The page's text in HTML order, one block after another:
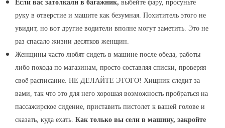
Если вас затолкали в багажник, выбейте фару, просуньте
руку в отверстие и машите как безумная. Похититель этого не
увидит, но вот другие водители вполне могут заметить. Это не
раз спасало жизни десятков женщин.
Женщины часто любят сидеть в машине после обеда, работы
либо похода по магазинам, просто составляя списки, проверяя
своё расписание. НЕ ДЕЛАЙТЕ ЭТОГО! Хищник следит за
вами, так что это для него хорошая возможность пробраться на
пассажирское сидение, приставить пистолет к вашей голове и
сказать, куда ехать. Как только вы сели в машину, закройте